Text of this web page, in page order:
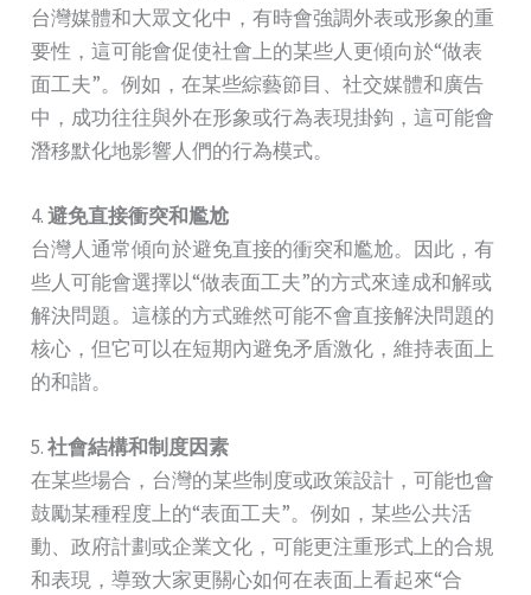
台灣媒體和大眾文化中，有時會強調外表或形象的重
要性，這可能會促使社會上的某些人更傾向於“做表
面工夫”。例如，在某些綜藝節目、社交媒體和廣告
中，成功往往與外在形象或行為表現掛鉤，這可能會
潛移默化地影響人們的行為模式。
4.避免直接衝突和尷尬
台灣人通常傾向於避免直接的衝突和尷尬。因此，有
些人可能會選擇以“做表面工夫”的方式來達成和解或
解決問題。這樣的方式雖然可能不會直接解決問題的
核心，但它可以在短期內避免矛盾激化，維持表面上
的和諧。
5.社會結構和制度因素
在某些場合，台灣的某些制度或政策設計，可能也會
鼓勵某種程度上的“表面工夫”。例如，某些公共活
動、政府計劃或企業文化，可能更注重形式上的合規
和表現，導致大家更關心如何在表面上看起來“合